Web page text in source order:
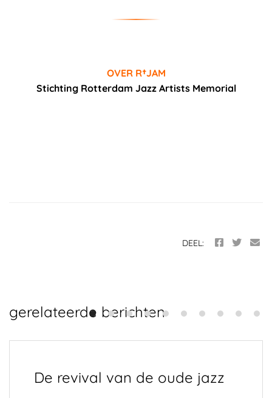
OVER R†JAM
Stichting Rotterdam Jazz Artists Memorial
DEEL:
gerelateerde berichten
De revival van de oude jazz